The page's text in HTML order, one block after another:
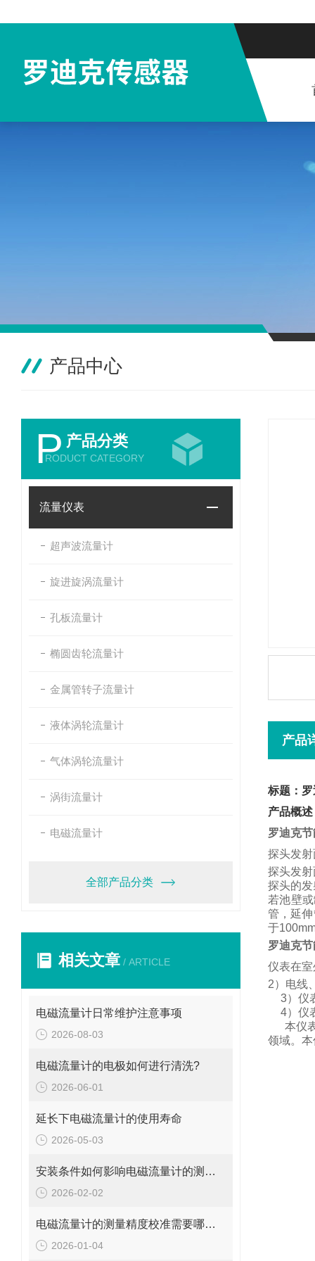
产品中心
P 产品分类
RODUCT CATEGORY
流量仪表
超声波流量计
旋进旋涡流量计
孔板流量计
椭圆齿轮流量计
金属管转子流量计
液体涡轮流量计
气体涡轮流量计
涡街流量计
电磁流量计
全部产品分类
相关文章 / ARTICLE
电磁流量计日常维护注意事项
2026-08-03
电磁流量计的电极如何进行清洗?
2026-06-01
延长下电磁流量计的使用寿命
2026-05-03
安装条件如何影响电磁流量计的测量精度?
2026-02-02
电磁流量计的测量精度校准需要哪些工具和设备?
2026-01-04
产品
标题：
产品概述
罗迪克
探头发
探头发
探头的
若池壁
管，延
于
罗迪克
仪表在
2）电线
3）仪
4）仪
本仪
领域。 本